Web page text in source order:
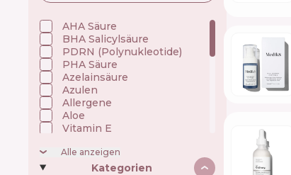
AHA Säure
BHA Salicylsäure
PDRN (Polynukleotide)
PHA Säure
Azelainsäure
Azulen
Allergene
Aloe
Vitamin E
Tonerde
Hyaluronsäure
Alle anzeigen
Kategorien